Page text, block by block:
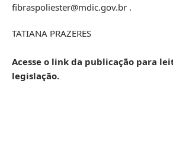
fibraspoliester@mdic.gov.br .
TATIANA PRAZERES
Acesse o link da publicação para
legislação.